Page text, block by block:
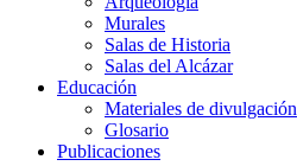
Murales
Salas de Historia
Salas del Alcázar
Educación
Materiales de divulgación
Glosario
Publicaciones